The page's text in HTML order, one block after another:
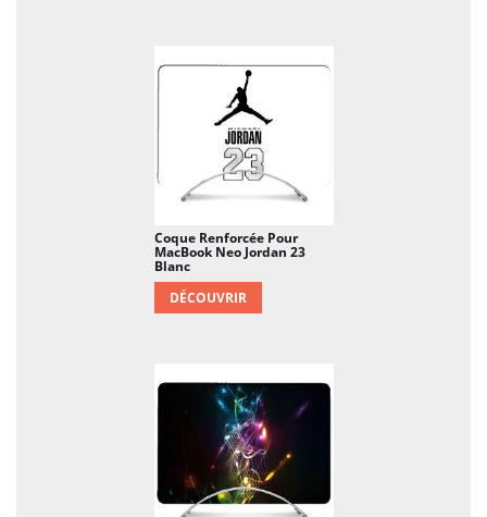
Coque Renforcée Pour
MacBook Neo Jordan 23
Blanc
DÉCOUVRIR